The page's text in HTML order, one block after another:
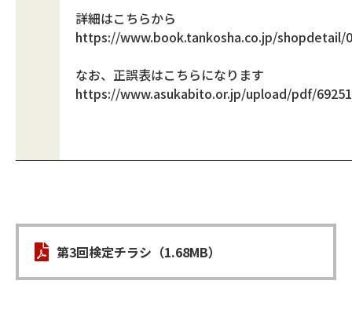
詳細はこちらから
https://www.book.tankosha.co.jp/shopdetail/
なお、正誤表はこちらになります
https://www.asukabito.or.jp/upload/pdf/
第3回検定チラシ（1.68MB）